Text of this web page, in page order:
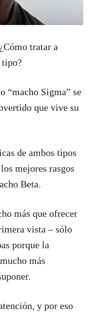
tratar a
tipo?
“macho Sigma” se
que vive su
de ambos tipos
mejores rasgos
Beta.
más que ofrecer
vista – sólo
porque la
más
y por eso